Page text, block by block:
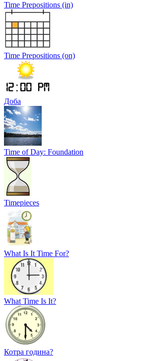
Time Prepositions (in)
Time Prepositions (on)
Доба
Time of Day: Foundation
Timepieces
What Is It Time For?
What Time Is It?
Котра година?